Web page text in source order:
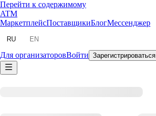
Перейти к содержимому
ATM
МаркетплейсПоставщикиБлогМессенджер
RU EN
Для организаторовВойти Зарегистрироваться